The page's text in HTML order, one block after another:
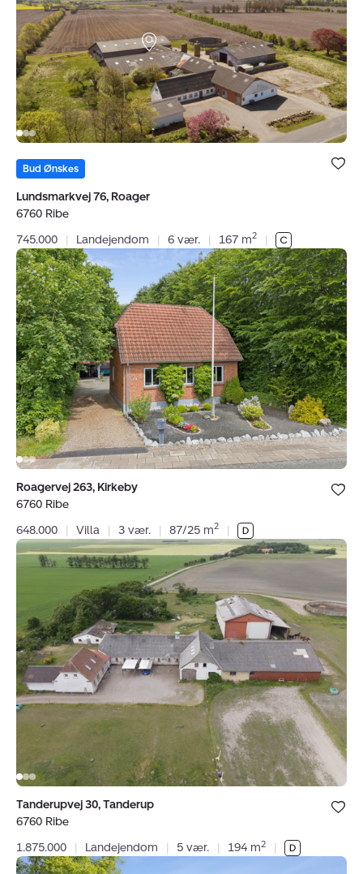
6760
Ribe
Bolig er
under dine
Bud Ønskes
Lundsmarkvej 76, Roager
6760 Ribe
745.000
| Landejendom | 6 vær. | 167 m2 |
Villa:
Roagervej
263,
Kirkeby,
6760
Ribe
Bolig er
under dine
Roagervej 263, Kirkeby
6760 Ribe
648.000
| Villa | 3 vær. | 87/25 m2 |
Landejendom:
Tanderupvej
Tanderup,
6760
Ribe
Bolig er
under dine
Tanderupvej 30, Tanderup
6760 Ribe
1.875.000
| Landejendom | 5 vær. | 194 m2 |
Villa: